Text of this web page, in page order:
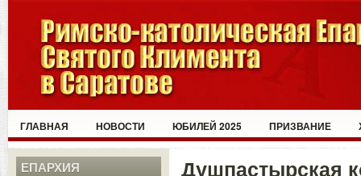
ГЛАВНАЯ НОВОСТИ ЮБИЛЕЙ 2025 ПРИЗВАНИЕ
ЕПАРХИЯ
Душпастырская